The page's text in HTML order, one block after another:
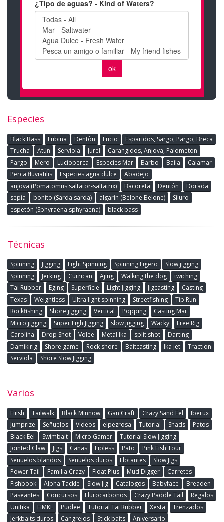
Especies
Black Bass Lubina Dentòn Lucio
Esparidos, Sargo, Pargo, Breca
Trucha
Atún Serviola Jurel
Carangidos, Anjova, Palometon
Pargo
Mero Lucioperca Especies Mar Barbo Baila
Calamar
Perca fluviatilis
Especies agua dulce
Abadejo
anjova (Pomatomus saltator-saltatrix)
Bacoreta Dentón
Dorada
sepia
bonito (Sarda sarda) algarín (Belone Belone)
Siluro
espetón (Sphyraena sphyraena)
black bass
Técnicas
Spinning Jigging Light Spinning Spinning Ligero
Slow jigging
Spinning
Jerking Currican Ajing Walking the dog
twiching
Tai Rubber
Eging Superficie Light Jigging Jigcasting
Casting
Texas
Weightless Ultra light spinning Streetfishing
Tip Run
Rockfishing
Shore jigging Vertical Popping
Casting Mar
Micro jigging
Super Ligh Jigging slow jigging Wacky
Free Rig
Carolina
Drop Shot Volee Metal Ika split shot
Darting
Damikirig
Shore game Rock shore Baitcasting Ika jet
Traction
Serviola
Shore Slow Jigging
Varios
Fiiish Tailwalk Black Minnow Gan Craft Crazy Sand Eel
Iberux
Jumprize
Señuelos Videos elpezrosa Tutorial Shads
Patos
Black Eel
Swimbait Micro Gamer
Tutorial Slow Jigging
Jointed Claw
Jigs Cañas Lipless Pato
Pink Fish Tour
Señuelos blandos
Señuelos duros Flotantes
Slow Jigs
Power Tail
Familia Crazy Float Plus Mud Digger
Carretes
Fishbook
Alpha Tackle Slow Jig Catalogos Babyface
Breaden
Paseantes
Concursos Flurocarbonos Crazy Paddle Tail
Regalos
Unitika
HMKL Pudlee Tutorial Tai Rubber Xesta
Trenzados
Jerkbaits duros
Cangrejos Stick baits
Aniversario